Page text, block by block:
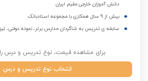
دانش آموزان خارجی مقیم ایران
بیش از 9 سال همکاری با مجموعه استادبانک
سابقه ی تدریس به شاگردان مدارس برتر، نمونه دولتی،
برای مشاهده قیمت، نوع تدریس و درس را
انتخاب نوع تدریس و درس